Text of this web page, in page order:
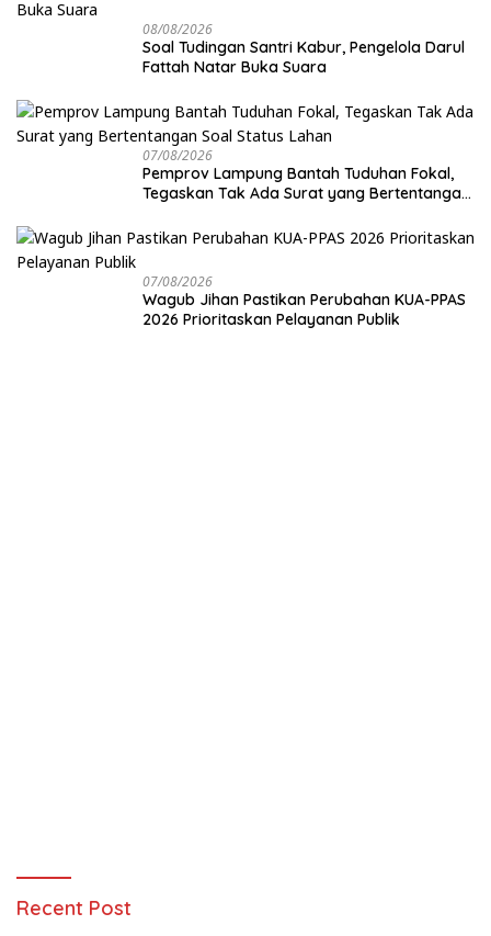
08/08/2026
Soal Tudingan Santri Kabur, Pengelola Darul
Fattah Natar Buka Suara
07/08/2026
Pemprov Lampung Bantah Tuduhan Fokal,
Tegaskan Tak Ada Surat yang Bertentangan
07/08/2026
Wagub Jihan Pastikan Perubahan KUA-PPAS
2026 Prioritaskan Pelayanan Publik
Recent Post